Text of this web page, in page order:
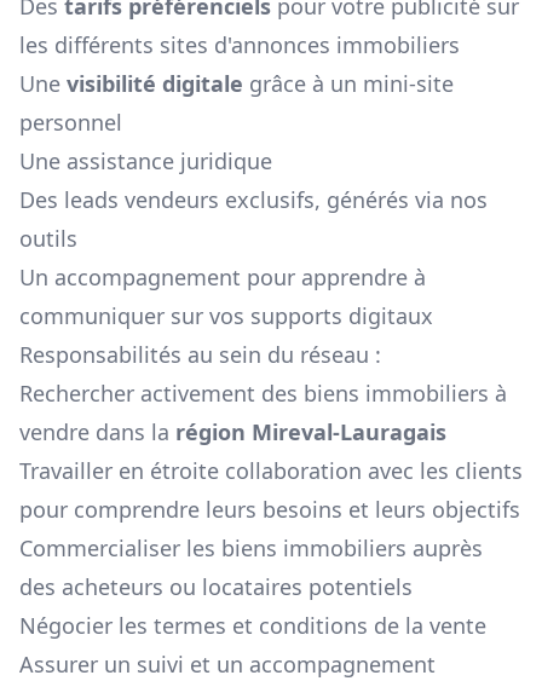
Des tarifs préférenciels pour votre publicité sur
les différents sites d'annonces immobiliers
Une visibilité digitale grâce à un mini-site
personnel
Une assistance juridique
Des leads vendeurs exclusifs, générés via nos
outils
Un accompagnement pour apprendre à
communiquer sur vos supports digitaux
Responsabilités au sein du réseau :
Rechercher activement des biens immobiliers à
vendre dans la région Mireval-Lauragais
Travailler en étroite collaboration avec les clients
pour comprendre leurs besoins et leurs objectifs
Commercialiser les biens immobiliers auprès
des acheteurs ou locataires potentiels
Négocier les termes et conditions de la vente
Assurer un suivi et un accompagnement